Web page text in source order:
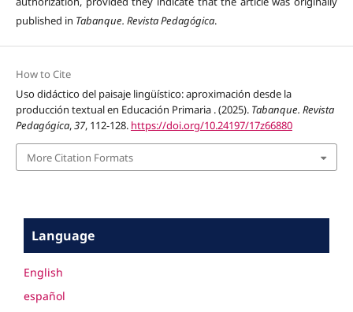
published in Tabanque. Revista Pedagógica.
How to Cite
Uso didáctico del paisaje lingüístico: aproximación desde la
producción textual en Educación Primaria . (2025). Tabanque. Revista
Pedagógica,37, 112-128. https://doi.org/10.24197/17z66880
More Citation Formats
Language
English
español